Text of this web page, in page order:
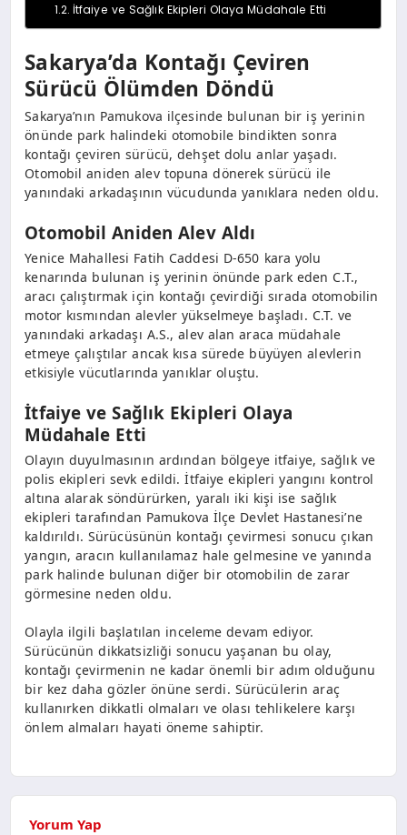
İtfaiye ve Sağlık Ekipleri Olaya Müdahale Etti
Sakarya’da Kontağı Çeviren
Sürücü Ölümden Döndü
Sakarya’nın Pamukova ilçesinde bulunan bir iş yerinin
önünde park halindeki otomobile bindikten sonra
kontağı çeviren sürücü, dehşet dolu anlar yaşadı.
Otomobil aniden alev topuna dönerek sürücü ile
yanındaki arkadaşının vücudunda yanıklara neden oldu.
Otomobil Aniden Alev Aldı
Yenice Mahallesi Fatih Caddesi D-650 kara yolu
kenarında bulunan iş yerinin önünde park eden C.T.,
aracı çalıştırmak için kontağı çevirdiği sırada otomobilin
motor kısmından alevler yükselmeye başladı. C.T. ve
yanındaki arkadaşı A.S., alev alan araca müdahale
etmeye çalıştılar ancak kısa sürede büyüyen alevlerin
etkisiyle vücutlarında yanıklar oluştu.
İtfaiye ve Sağlık Ekipleri Olaya
Müdahale Etti
Olayın duyulmasının ardından bölgeye itfaiye, sağlık ve
polis ekipleri sevk edildi. İtfaiye ekipleri yangını kontrol
altına alarak söndürürken, yaralı iki kişi ise sağlık
ekipleri tarafından Pamukova İlçe Devlet Hastanesi’ne
kaldırıldı. Sürücüsünün kontağı çevirmesi sonucu çıkan
yangın, aracın kullanılamaz hale gelmesine ve yanında
park halinde bulunan diğer bir otomobilin de zarar
görmesine neden oldu.
Olayla ilgili başlatılan inceleme devam ediyor.
Sürücünün dikkatsizliği sonucu yaşanan bu olay,
kontağı çevirmenin ne kadar önemli bir adım olduğunu
bir kez daha gözler önüne serdi. Sürücülerin araç
kullanırken dikkatli olmaları ve olası tehlikelere karşı
önlem almaları hayati öneme sahiptir.
Yorum Yap